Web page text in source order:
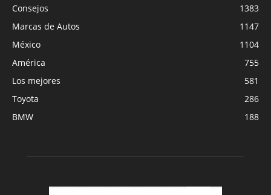
Consejos
1383
Marcas de Autos
1147
México
1104
América
755
Los mejores
581
Toyota
286
BMW
188